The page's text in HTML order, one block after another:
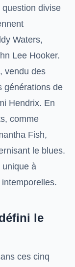
question divise
Waters,
Lee Hooker.
vendu des
générations de
Hendrix. En
comme
Fish,
le blues.
unique à
le
ces cinq